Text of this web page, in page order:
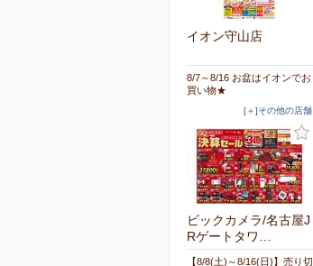
イオン守山店
8/7～8/16 お盆はイオンでお
買い物★
[＋]その他の店舗
ビックカメラ/名古屋J
Rゲートタワ…
【8/8(土)～8/16(日)】売り切